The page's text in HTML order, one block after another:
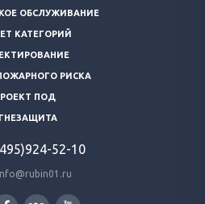
ОБСЛУЖИВАНИЕ
КАТЕГОРИЙ
РИСКА
ПОД
52-10